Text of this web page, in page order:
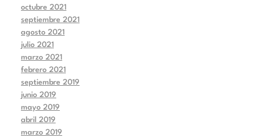
octubre 2021
septiembre 2021
agosto 2021
julio 2021
marzo 2021
febrero 2021
septiembre 2019
junio 2019
mayo 2019
abril 2019
marzo 2019